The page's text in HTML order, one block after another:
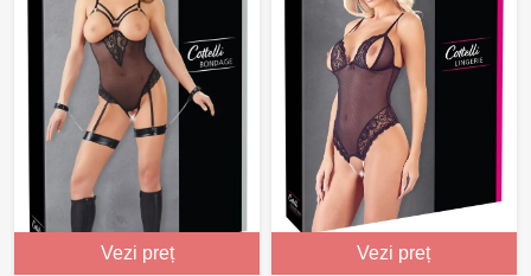
Vezi preț Vezi preț